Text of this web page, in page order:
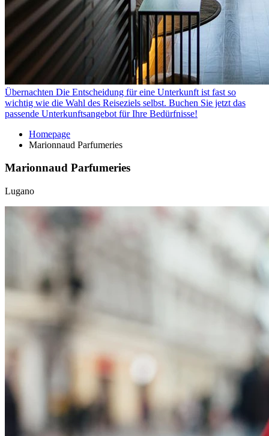
Übernachten Die Entscheidung für eine Unterkunft ist fast so
wichtig wie die Wahl des Reiseziels selbst. Buchen Sie jetzt das
passende Unterkunftsangebot für Ihre Bedürfnisse!
Homepage
Marionnaud Parfumeries
Marionnaud Parfumeries
Lugano